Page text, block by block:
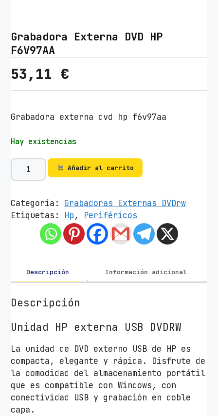
Grabadora Externa DVD HP
F6V97AA
53,11 €
Grabadora externa dvd hp f6v97aa
Hay existencias
G
r
b
a
x
t
e
r
n
a
D
V
D
H
P
Añadir al carrito
Categoría: Grabadoras Externas DVDrw
Etiquetas: Hp, Periféricos
Descripción Información adicional
Descripción
Unidad HP externa USB DVDRW
La unidad de DVD externo USB de HP es
compacta, elegante y rápida. Disfrute de
la comodidad del almacenamiento portátil
que es compatible con Windows, con
conectividad USB y grabación en doble
capa.